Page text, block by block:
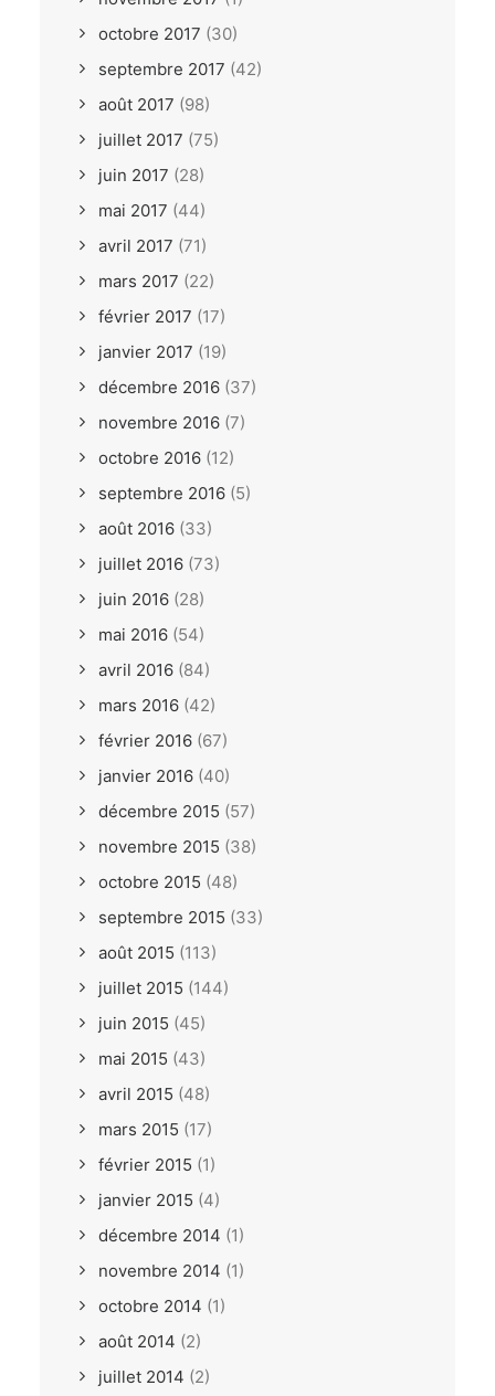
octobre 2017 (30)
septembre 2017 (42)
août 2017 (98)
juillet 2017 (75)
juin 2017 (28)
mai 2017 (44)
avril 2017 (71)
mars 2017 (22)
février 2017 (17)
janvier 2017 (19)
décembre 2016 (37)
novembre 2016 (7)
octobre 2016 (12)
septembre 2016 (5)
août 2016 (33)
juillet 2016 (73)
juin 2016 (28)
mai 2016 (54)
avril 2016 (84)
mars 2016 (42)
février 2016 (67)
janvier 2016 (40)
décembre 2015 (57)
novembre 2015 (38)
octobre 2015 (48)
septembre 2015 (33)
août 2015 (113)
juillet 2015 (144)
juin 2015 (45)
mai 2015 (43)
avril 2015 (48)
mars 2015 (17)
février 2015 (1)
janvier 2015 (4)
décembre 2014 (1)
novembre 2014 (1)
octobre 2014 (1)
août 2014 (2)
juillet 2014 (2)